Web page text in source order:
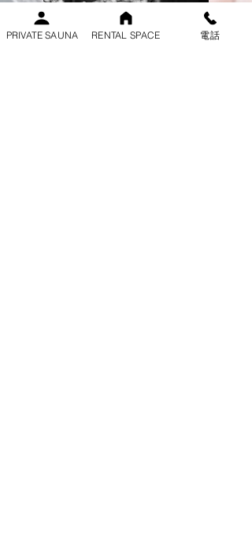
PRIVATE SAUNA RENTAL SPACE 電話